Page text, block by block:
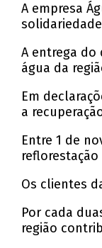
A empresa
A entrega
água da
Em
a
Entre 1 de
Os clientes
Por cada
região